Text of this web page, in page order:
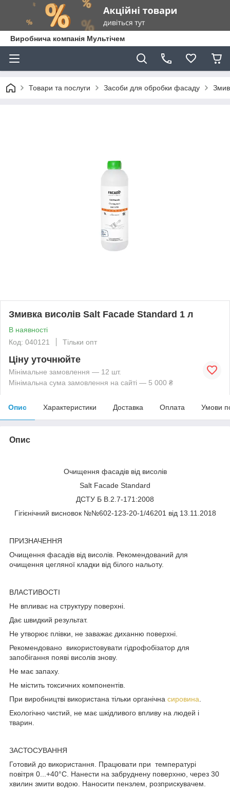
Виробнича компанія Мультічем
Товари та послуги Засоби для обробки фасаду
Змивка висолів Salt Facade Standard 1 л
В наявності
Код: 040121
Тільки опт
Ціну уточнюйте
Мінімальне замовлення — 12 шт.
Мінімальна сума замовлення на сайті — 5 000 ₴
Опис Характеристики Доставка Оплата Умови
Опис
Очищення фасадів від висолів
Salt Facade Standard
ДСТУ Б В.2.7-171:2008
Гігієнічний висновок №№602-123-20-1/46201 від 13.11.2018
ПРИЗНАЧЕННЯ
Очищення фасадів від висолів. Рекомендований для
очищення цегляної кладки від білого нальоту.
ВЛАСТИВОСТІ
Не впливає на структуру поверхні.
Дає швидкий результат.
Не утворює плівки, не заважає диханню поверхні.
Рекомендовано використовувати гідрофобізатор для
запобігання появі висолів знову.
Не має запаху.
Не містить токсичних компонентів.
При виробництві використана тільки органічна сировина
Екологічно чистий, не має шкідливого впливу на людей і
тварин.
ЗАСТОСУВАННЯ
Готовий до використання. Працювати при температурі
повітря 0...+40°С. Нанести на забруднену поверхню, через 30
хвилин змити водою. Наносити пензлем, розприскувачем.